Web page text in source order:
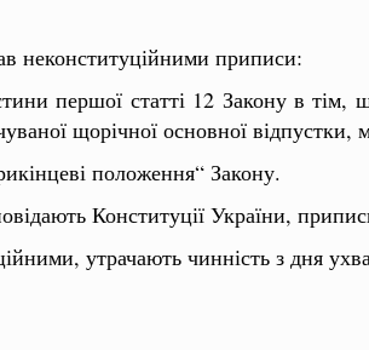
неконституційними приписи:
першої статті 12 Закону в
щорічної основної відпустки,
положення“ Закону.
Конституції України,
утрачають чинність з дня